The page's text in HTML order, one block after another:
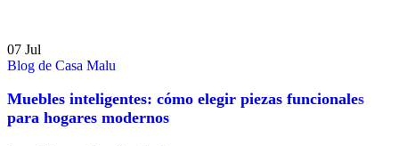
07 Jul
Blog de Casa Malu
Muebles inteligentes: cómo elegir piezas funcionales
para hogares modernos